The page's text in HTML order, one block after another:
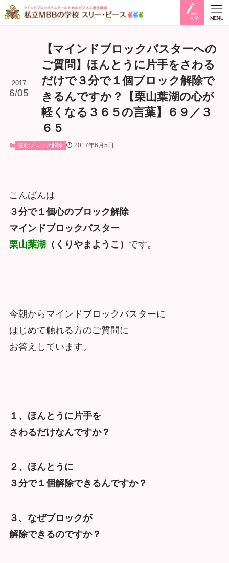
ご入学 MENU
【マインドブロックバスターへの
ご質問】ほんとうに片手をさわる
だけで３分で１個ブロック解除で
きるんですか？【栗山葉湖の心が
軽くなる３６５の言葉】６９／３
６５
2017
6/05
読むブロック解除 2017年6月5日
こんばんは
３分で１個心のブロック解除
マインドブロックバスター
栗山葉湖 （くりやまようこ） です。
今朝からマインドブロックバスターに
はじめて触れる方のご質問に
お答えしています。
１、ほんとうに片手を
さわるだけなんですか？
２、ほんとうに
３分で１個解除できるんですか？
３、なぜブロックが
解除できるのですか？